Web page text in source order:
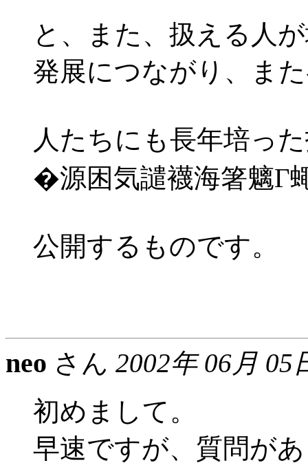
と、また、扱える人
発展につながり、ま
人たちにも長年培っ
�源困気譴襪海箸魑Г
公開するものです。
neo さん 2002年 06月 05
初めまして。
早速ですが、質問が